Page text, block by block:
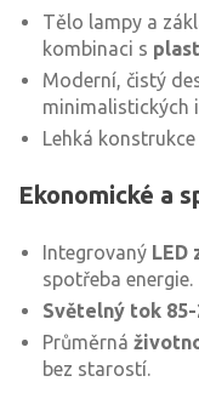
Tělo lampy a
kombinaci s
Moderní, čistý
minimalistických
Lehká konstrukce
Ekonomické a
Integrovaný LED
spotřeba energie.
Světelný tok 85-
Průměrná
bez starostí.